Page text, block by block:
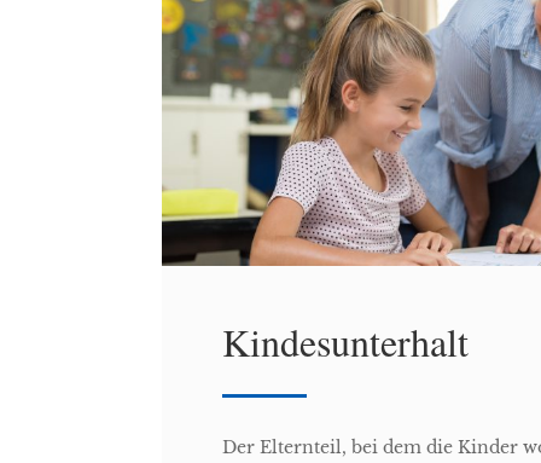
Kindesunterhalt
Der Elternteil, bei dem die Kinder